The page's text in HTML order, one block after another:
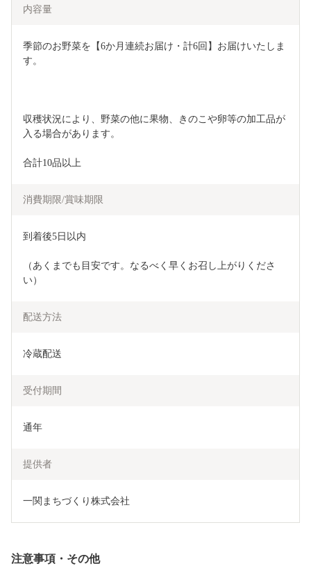
内容量
季節のお野菜を【6か月連続お届け・計6回】お届けいたしま
す。
収穫状況により、野菜の他に果物、きのこや卵等の加工品が
入る場合があります。
合計10品以上
消費期限/賞味期限
到着後5日以内
（あくまでも目安です。なるべく早くお召し上がりくださ
い）
配送方法
冷蔵配送
受付期間
通年
提供者
一関まちづくり株式会社
注意事項・その他